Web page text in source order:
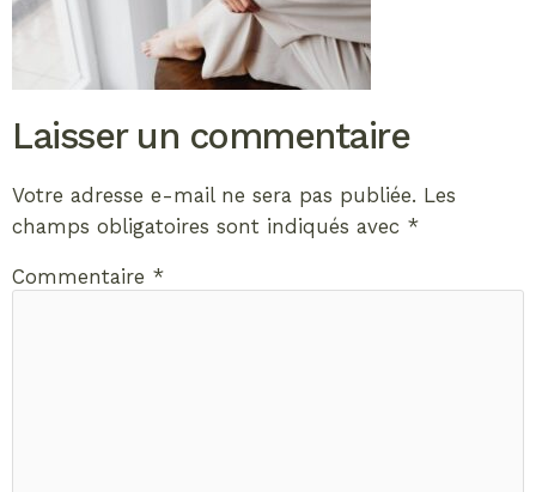
Laisser un commentaire
Votre adresse e-mail ne sera pas publiée. Les
champs obligatoires sont indiqués avec *
Commentaire *